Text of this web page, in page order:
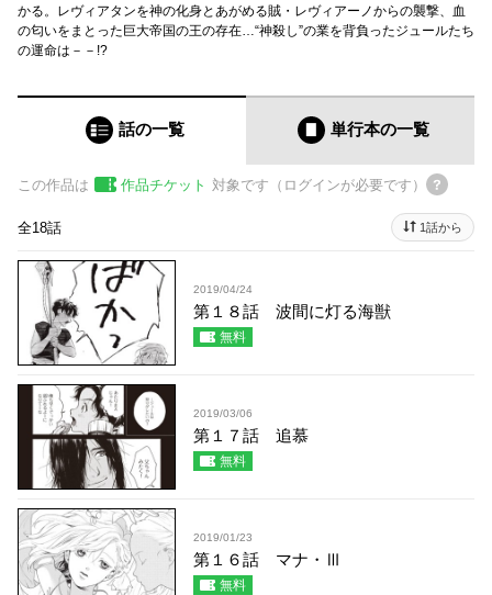
かる。レヴィアタンを神の化身とあがめる賊・レヴィアーノからの襲撃、血
の匂いをまとった巨大帝国の王の存在…“神殺し”の業を背負ったジュールたち
の運命は－－!?
話の一覧 単行本の一覧
この作品は 作品チケット 対象です（ログインが必要です）
全18話 1話から
2019/04/24
第１８話 波間に灯る海獣
無料
2019/03/06
第１７話 追慕
無料
2019/01/23
第１６話 マナ・Ⅲ
無料